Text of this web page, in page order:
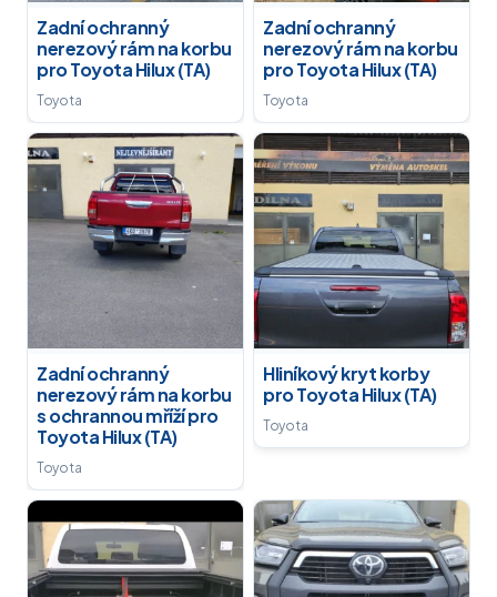
Zadní ochranný
nerezový rám na korbu
pro Toyota Hilux (TA)
Toyota
Zadní ochranný
nerezový rám na korbu
pro Toyota Hilux (TA)
Toyota
Zadní ochranný
nerezový rám na korbu
s ochrannou mříží pro
Toyota Hilux (TA)
Toyota
Hliníkový kryt korby
pro Toyota Hilux (TA)
Toyota